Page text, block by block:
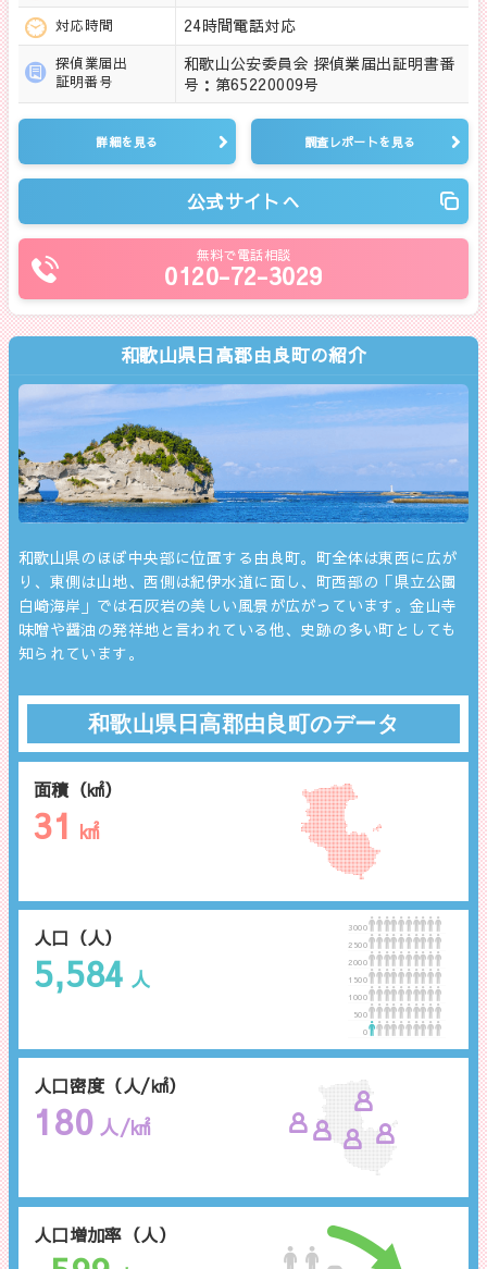
対応時間 24時間電話対応
探偵業届出
証明番号
和歌山公安委員会 探偵業届出証明書番
号：第65220009号
詳細を見る 調査レポートを見る
公式サイトへ
無料で電話相談
0120-72-3029
和歌山県日高郡由良町の紹介
和歌山県のほぼ中央部に位置する由良町。町全体は東西に広が
り、東側は山地、西側は紀伊水道に面し、町西部の「県立公園
白崎海岸」では石灰岩の美しい風景が広がっています。金山寺
味噌や醤油の発祥地と言われている他、史跡の多い町としても
知られています。
面積（㎢）
31 ㎢
人口密度（人/㎢）
180 人/㎢
和歌山県日高郡由良町のデータ
人口（人）
5,584 人
3000
2500
2000
1500
1000
500
0
人口増加率（人）